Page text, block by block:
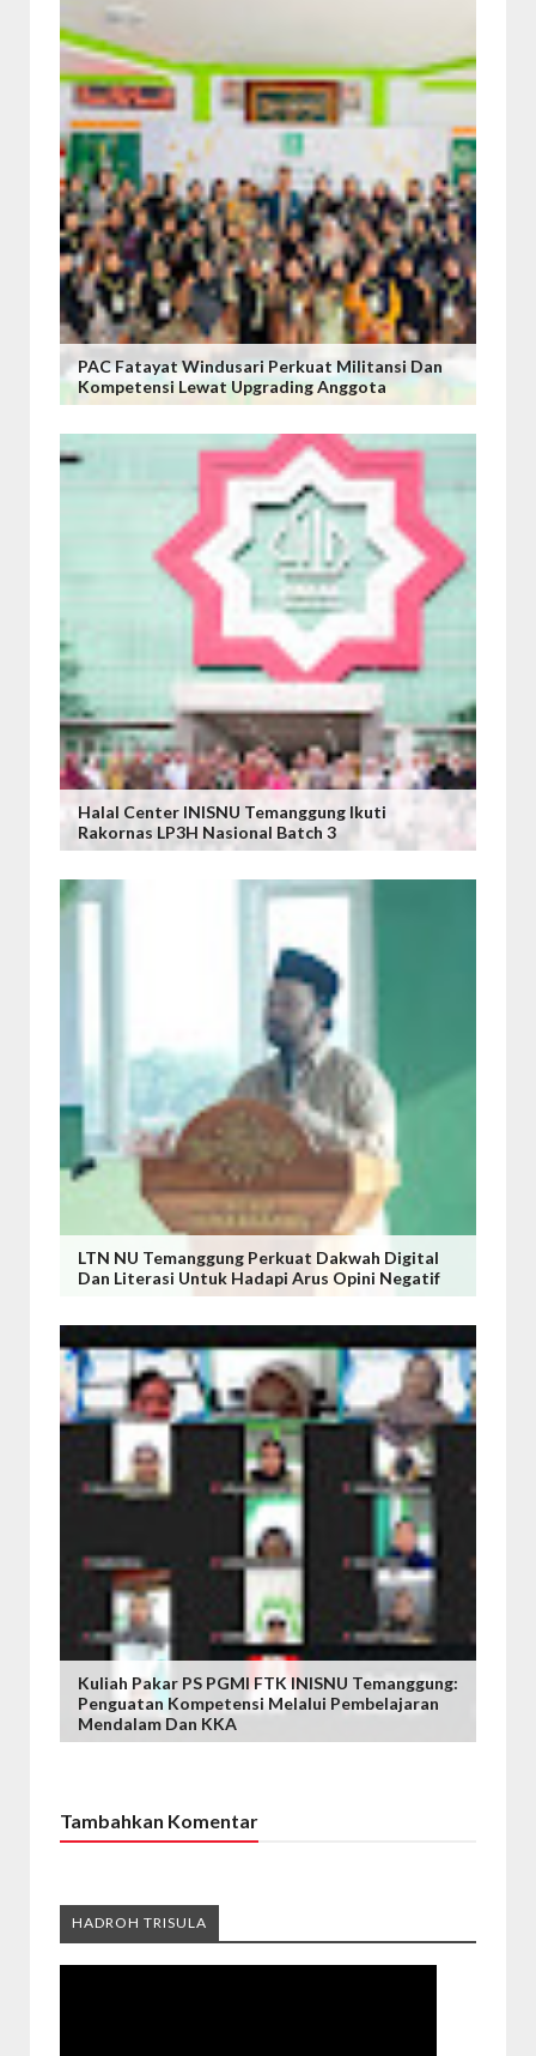
PAC Fatayat Windusari Perkuat Militansi Dan
Kompetensi Lewat Upgrading Anggota
Halal Center INISNU Temanggung Ikuti
Rakornas LP3H Nasional Batch 3
LTN NU Temanggung Perkuat Dakwah Digital
Dan Literasi Untuk Hadapi Arus Opini Negatif
Kuliah Pakar PS PGMI FTK INISNU Temanggung:
Penguatan Kompetensi Melalui Pembelajaran
Mendalam Dan KKA
Tambahkan Komentar
HADROH TRISULA